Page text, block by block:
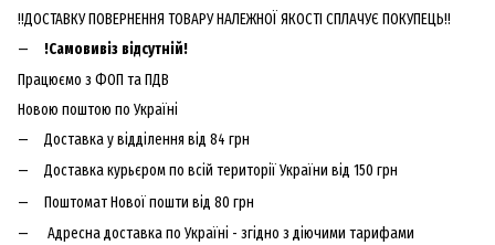
!!ДОСТАВКУ ПОВЕРНЕННЯ ТОВАРУ НАЛЕЖНОЇ ЯКОСТІ СПЛАЧУЄ ПОКУПЕЦЬ!!
!Самовивіз відсутній!
Працюємо з ФОП та ПДВ
Новою поштою по Україні
Доставка у відділення від 84 грн
Доставка курьєром по всій території України від 150 грн
Поштомат Нової пошти від 80 грн
Адресна доставка по Україні - згідно з діючими тарифами